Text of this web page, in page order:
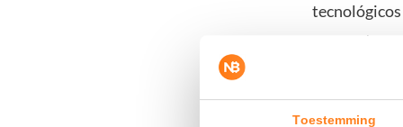
Toestemming
momento.
soporte